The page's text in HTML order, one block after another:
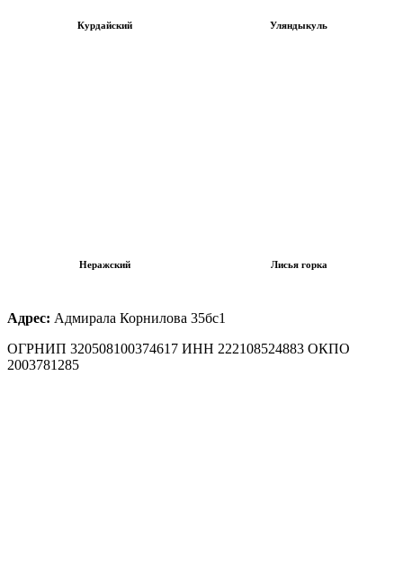
Курдайский Уляндыкуль
Неражский Лисья горка
Адрес: Адмирала Корнилова 35бс1
ОГРНИП 320508100374617 ИНН 222108524883 ОКПО
2003781285